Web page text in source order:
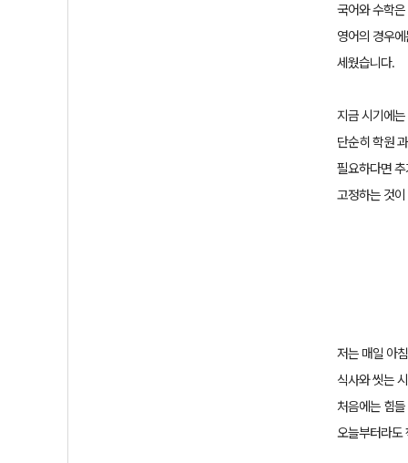
국어와 수학
영어의 경우
세웠습니다.
지금 시기에는
단순히 학원
필요하다면추
고정하는 것
저는 매일 아침
식사와 씻는
처음에는 힘
오늘부터라도